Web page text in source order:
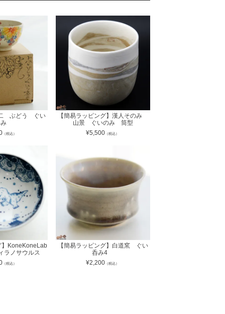
ぶどう ぐい
（税込）
【簡易ラッピング】漢人そのみ
山景 ぐいのみ 筒型
¥5,500（税込）
】KoneKoneLab
ラノサウルス
（税込）
【簡易ラッピング】白道窯 ぐい
呑み4
¥2,200（税込）